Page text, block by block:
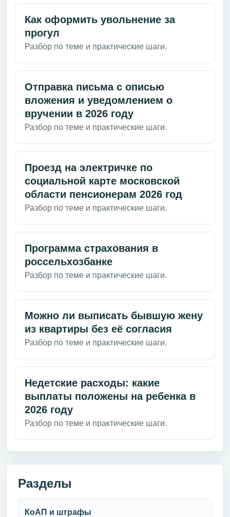
Как оформить увольнение за
прогул
Разбор по теме и практические шаги.
Отправка письма с описью
вложения и уведомлением о
вручении в 2026 году
Разбор по теме и практические шаги.
Проезд на электричке по
социальной карте московской
области пенсионерам 2026 год
Разбор по теме и практические шаги.
Программа страхования в
россельхозбанке
Разбор по теме и практические шаги.
Можно ли выписать бывшую жену
из квартиры без её согласия
Разбор по теме и практические шаги.
Недетские расходы: какие
выплаты положены на ребенка в
2026 году
Разбор по теме и практические шаги.
Разделы
КоАП и штрафы